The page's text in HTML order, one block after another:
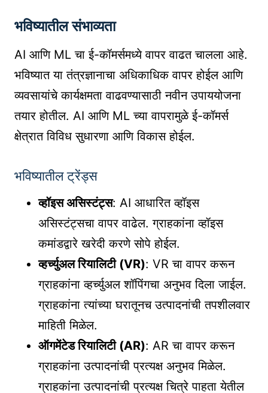
भविष्यातील संभाव्यता
AI आणि ML चा ई-कॉमर्समध्ये वापर वाढत चालला आहे.
भविष्यात या तंत्रज्ञानाचा अधिकाधिक वापर होईल आणि
व्यवसायांचे कार्यक्षमता वाढवण्यासाठी नवीन उपाययोजना
तयार होतील. AI आणि ML च्या वापरामुळे ई-कॉमर्स
क्षेत्रात विविध सुधारणा आणि विकास होईल.
भविष्यातील ट्रेंड्स
व्हॉइस असिस्टंट्स: AI आधारित व्हॉइस
असिस्टंट्सचा वापर वाढेल. ग्राहकांना व्हॉइस
कमांडद्वारे खरेदी करणे सोपे होईल.
व्हर्च्युअल रियालिटी (VR): VR चा वापर करून
ग्राहकांना व्हर्च्युअल शॉपिंगचा अनुभव दिला जाईल.
ग्राहकांना त्यांच्या घरातूनच उत्पादनांची तपशीलवार
माहिती मिळेल.
ऑगमेंटेड रियालिटी (AR): AR चा वापर करून
ग्राहकांना उत्पादनांची प्रत्यक्ष अनुभव मिळेल.
ग्राहकांना उत्पादनांची प्रत्यक्ष चित्रे पाहता येतील